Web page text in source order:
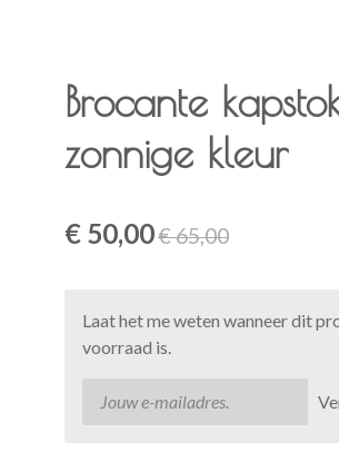
Brocante
zonnige kleur
€ 50,00€ 65,00
Laat het me weten wanneer dit
voorraad is.